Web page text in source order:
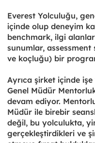
Everest Yolculuğu,
içinde olup deneyim
benchmark, ilgi
sunumlar,
ve koçluğu) bir
Ayrıca şirket içinde
Genel Müdür
devam ediyor.
Müdür ile birebir
değil, bu yolculukta,
gerçekleştirdikleri ve